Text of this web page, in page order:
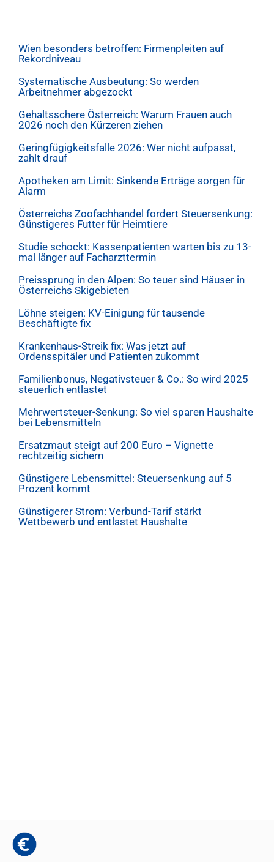
Wien besonders betroffen: Firmenpleiten auf
Rekordniveau
Systematische Ausbeutung: So werden
Arbeitnehmer abgezockt
Gehaltsschere Österreich: Warum Frauen auch
2026 noch den Kürzeren ziehen
Geringfügigkeitsfalle 2026: Wer nicht aufpasst,
zahlt drauf
Apotheken am Limit: Sinkende Erträge sorgen für
Alarm
Österreichs Zoofachhandel fordert Steuersenkung:
Günstigeres Futter für Heimtiere
Studie schockt: Kassenpatienten warten bis zu 13-
mal länger auf Facharzttermin
Preissprung in den Alpen: So teuer sind Häuser in
Österreichs Skigebieten
Löhne steigen: KV-Einigung für tausende
Beschäftigte fix
Krankenhaus-Streik fix: Was jetzt auf
Ordensspitäler und Patienten zukommt
Familienbonus, Negativsteuer & Co.: So wird 2025
steuerlich entlastet
Mehrwertsteuer-Senkung: So viel sparen Haushalte
bei Lebensmitteln
Ersatzmaut steigt auf 200 Euro – Vignette
rechtzeitig sichern
Günstigere Lebensmittel: Steuersenkung auf 5
Prozent kommt
Günstigerer Strom: Verbund-Tarif stärkt
Wettbewerb und entlastet Haushalte